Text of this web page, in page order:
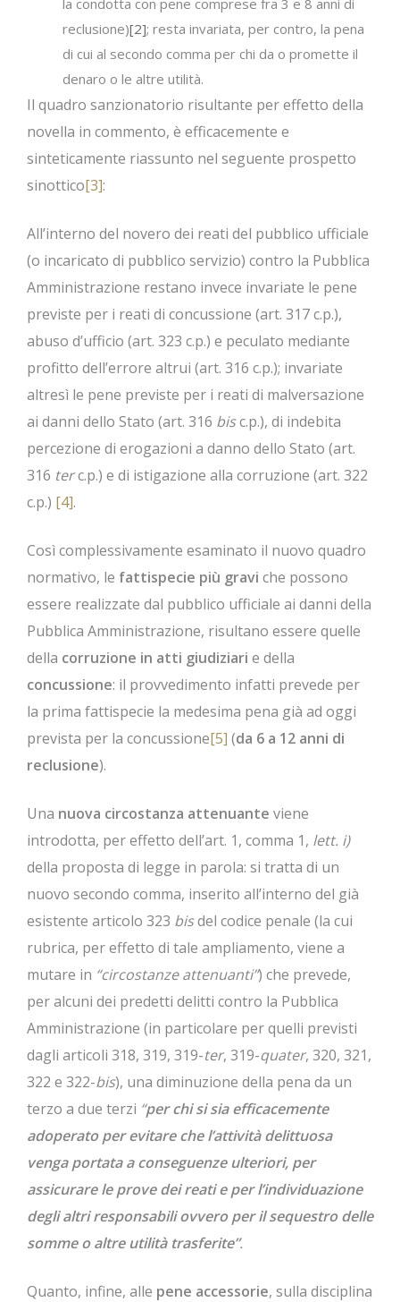
reclusione)[2]; resta invariata, per contro, la pena
di cui al secondo comma per chi da o promette il
denaro o le altre utilità.
Il quadro sanzionatorio risultante per effetto della
novella in commento, è efficacemente e
sinteticamente riassunto nel seguente prospetto
sinottico[3]:
All’interno del novero dei reati del pubblico ufficiale
(o incaricato di pubblico servizio) contro la Pubblica
Amministrazione restano invece invariate le pene
previste per i reati di concussione (art. 317 c.p.),
abuso d’ufficio (art. 323 c.p.) e peculato mediante
profitto dell’errore altrui (art. 316 c.p.); invariate
altresì le pene previste per i reati di malversazione
ai danni dello Stato (art. 316 bisc.p.), di indebita
percezione di erogazioni a danno dello Stato (art.
316 terc.p.) e di istigazione alla corruzione (art. 322
c.p.) [4].
Così complessivamente esaminato il nuovo quadro
normativo, le fattispecie più gravi che possono
essere realizzate dal pubblico ufficiale ai danni della
Pubblica Amministrazione, risultano essere quelle
della corruzione in atti giudiziari e della
concussione: il provvedimento infatti prevede per
la prima fattispecie la medesima pena già ad oggi
prevista per la concussione[5] (da 6 a 12 anni di
reclusione).
Una nuova circostanza attenuante viene
introdotta, per effetto dell’art. 1, comma 1, lett. i)
della proposta di legge in parola: si tratta di un
nuovo secondo comma, inserito all’interno del già
esistente articolo 323 bisdel codice penale (la cui
rubrica, per effetto di tale ampliamento, viene a
mutare in “circostanze attenuanti”) che prevede,
per alcuni dei predetti delitti contro la Pubblica
Amministrazione (in particolare per quelli previsti
dagli articoli 318, 319, 319-ter, 319-quater, 320, 321,
322 e 322-bis), una diminuzione della pena da un
terzo a due terzi “per chi si sia efficacemente
adoperato per evitare che l’attività delittuosa
venga portata a conseguenze ulteriori, per
assicurare le prove dei reati e per l’individuazione
degli altri responsabili ovvero per il sequestro delle
somme o altre utilità trasferite”.
Quanto, infine, alle pene accessorie, sulla disciplina